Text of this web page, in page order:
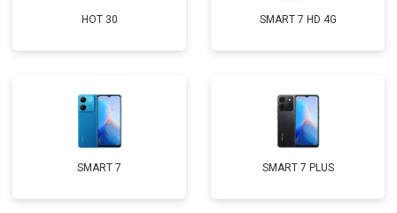
HOT 30 SMART 7 HD 4G
SMART 7 SMART 7 PLUS